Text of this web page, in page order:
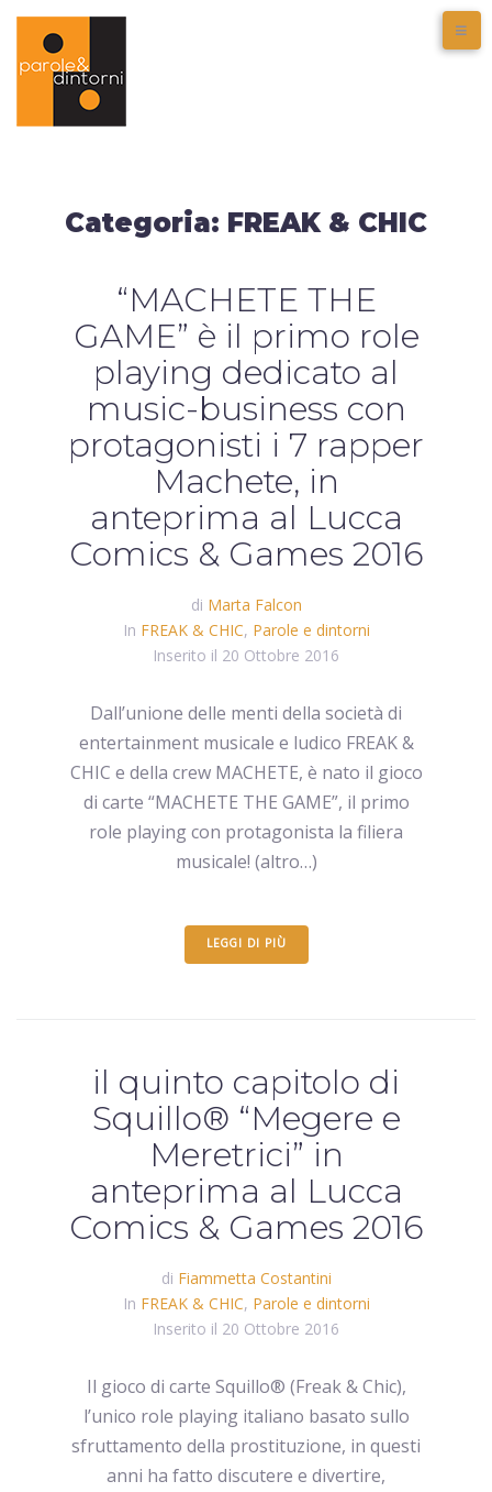
Categoria: FREAK & CHIC
“MACHETE THE
GAME” è il primo role
playing dedicato al
music-business con
protagonisti i 7 rapper
Machete, in
anteprima al Lucca
Comics & Games 2016
di Marta Falcon
In FREAK & CHIC, Parole e dintorni
Inserito il 20 Ottobre 2016
Dall’unione delle menti della società di
entertainment musicale e ludico FREAK &
CHIC e della crew MACHETE, è nato il gioco
di carte “MACHETE THE GAME”, il primo
role playing con protagonista la filiera
musicale! (altro…)
LEGGI DI PIÙ
il quinto capitolo di
Squillo® “Megere e
Meretrici” in
anteprima al Lucca
Comics & Games 2016
di Fiammetta Costantini
In FREAK & CHIC, Parole e dintorni
Inserito il 20 Ottobre 2016
Il gioco di carte Squillo® (Freak & Chic),
l’unico role playing italiano basato sullo
sfruttamento della prostituzione, in questi
anni ha fatto discutere e divertire,